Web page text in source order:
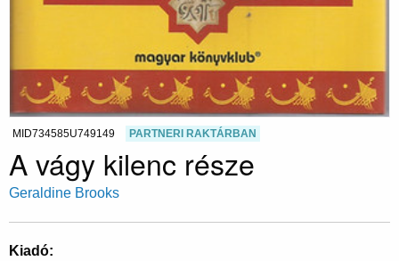
MID734585U749149 PARTNERI RAKTÁRBAN
A vágy kilenc része
Geraldine Brooks
Kiadó